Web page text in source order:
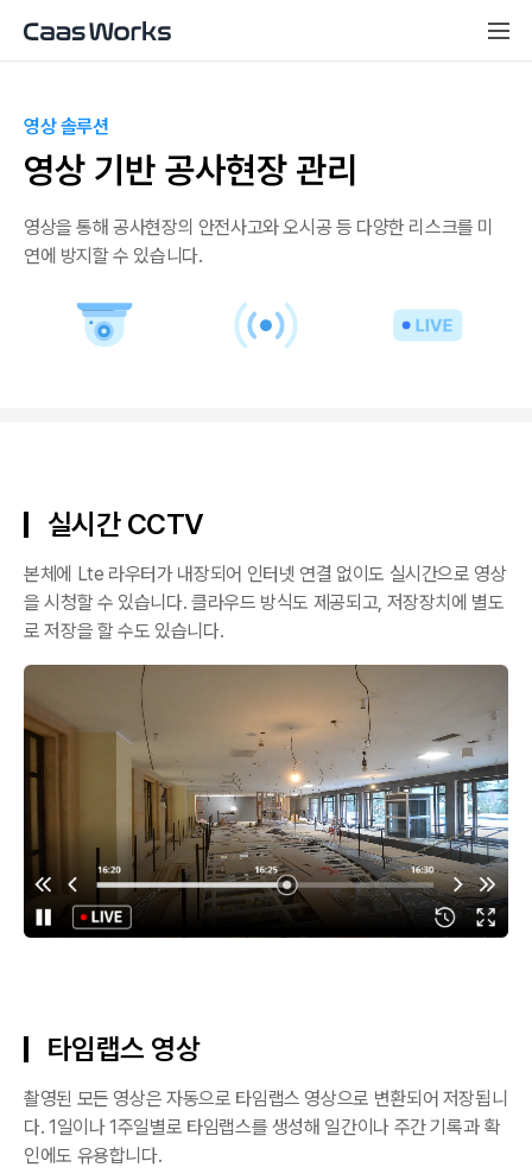
영상 솔루션
영상 기반 공사현장 관리
영상을 통해 공사현장의 안전사고와 오시공 등 다양한 리스크를 미
연에 방지할 수 있습니다.
실시간 CCTV
본체에 Lte 라우터가 내장되어 인터넷 연결 없이도 실시간으로 영상
을 시청할 수 있습니다. 클라우드 방식도 제공되고, 저장장치에 별도
로 저장을 할 수도 있습니다.
타임랩스 영상
촬영된 모든 영상은 자동으로 타임랩스 영상으로 변환되어 저장됩니
다. 1일이나 1주일별로 타임랩스를 생성해 일간이나 주간 기록과 확
인에도 유용합니다.